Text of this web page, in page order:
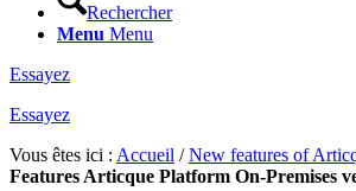
Rechercher
Menu Menu
Essayez
Essayez
Vous êtes ici : Accueil /New features of
Features Articque Platform On-Premises